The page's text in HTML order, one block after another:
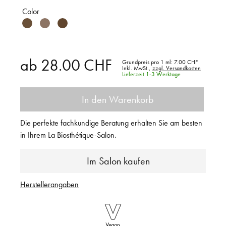
Color
ab 28.00 CHF Grundpreis pro 1 ml: 7.00 CHF
Inkl. MwSt., zzgl. Versandkosten
Lieferzeit 1-3 Werktage
In den Warenkorb
Im Salon kaufen
Die perfekte fachkundige Beratung erhalten Sie am besten
in Ihrem La Biosthétique-Salon.
Herstellerangaben